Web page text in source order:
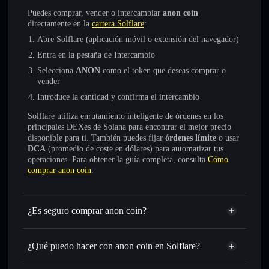
Puedes comprar, vender o intercambiar anon coin
directamente en la cartera Solflare:
Abre Solflare (aplicación móvil o extensión del navegador)
Entra en la pestaña de Intercambio
Selecciona ANON como el token que deseas comprar o
vender
Introduce la cantidad y confirma el intercambio
Solflare utiliza enrutamiento inteligente de órdenes en los
principales DEXes de Solana para encontrar el mejor precio
disponible para ti. También puedes fijar órdenes límite o usar
DCA (promedio de coste en dólares) para automatizar tus
operaciones. Para obtener la guía completa, consulta Cómo
comprar anon coin.
¿Es seguro comprar anon coin?
anon coin token verificado
¿Qué puedo hacer con anon coin en Solflare?
anon coin
cartera de Solflare